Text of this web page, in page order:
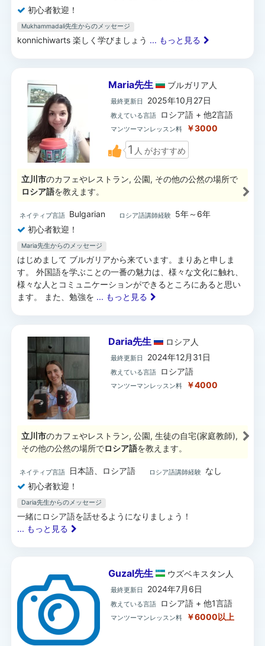
初心者歓迎！
Mukhammadali先生からのメッセージ
konnichiwarts 楽しく学びましょう ... もっと見る
Maria先生 ブルガリア 人
最終更新日 2025年10月27日
教えている言語 ロシア語 + 他2言語
マンツーマンレッスン料 ￥3000
1 人 がおすすめ
立川市のカフェやレストラン, 公園, その他の公然の場所で
ロシア語を教えます。
ネイティブ言語 Bulgarian ロシア語講師経験
5年～6年
初心者歓迎！
Maria先生からのメッセージ
はじめまして ブルガリアから来ています。まりあと申しま
す。 外国語を学ぶことの一番の魅力は、様々な文化に触れ、
様々な人とコミュニケーションができるところにあると思い
ます。 また、勉強を ... もっと見る
Daria先生 ロシア 人
最終更新日 2024年12月31日
教えている言語 ロシア語
マンツーマンレッスン料 ￥4000
立川市のカフェやレストラン, 公園, 生徒の自宅(家庭教師),
その他の公然の場所でロシア語を教えます。
ネイティブ言語 日本語、ロシア語 ロシア語講師経験
なし
初心者歓迎！
Daria先生からのメッセージ
一緒にロシア語を話せるようになりましょう！
... もっと見る
Guzal先生 ウズベキスタン 人
最終更新日 2024年7月6日
教えている言語 ロシア語 + 他1言語
マンツーマンレッスン料 ￥6000以上